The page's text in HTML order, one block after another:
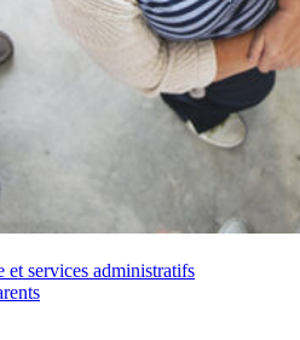
et services administratifs